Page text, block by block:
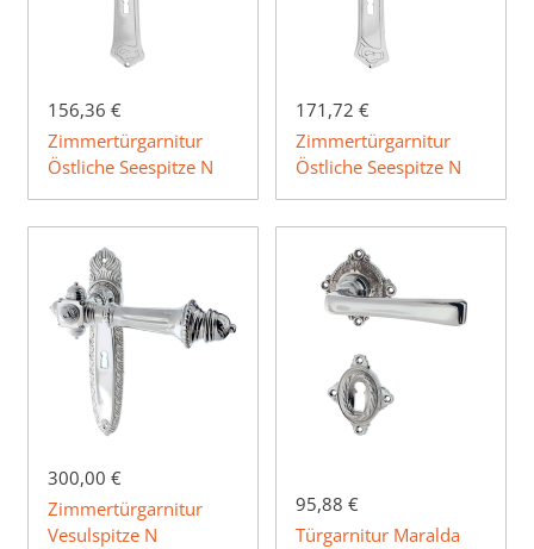
156,36 €
Zimmertürgarnitur
Östliche Seespitze N
171,72 €
Zimmertürgarnitur
Östliche Seespitze N
300,00 €
Zimmertürgarnitur
Vesulspitze N
95,88 €
Türgarnitur Maralda